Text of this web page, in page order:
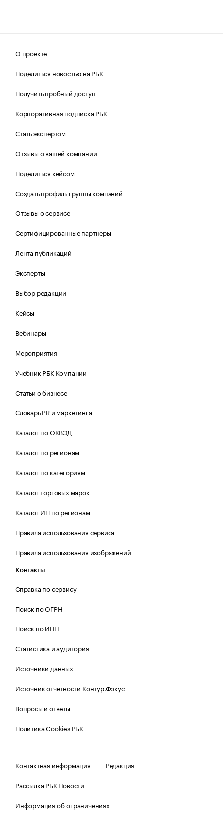
О проекте
Поделиться новостью на РБК
Получить пробный доступ
Корпоративная подписка РБК
Стать экспертом
Отзывы о вашей компании
Поделиться кейсом
Создать профиль группы компаний
Отзывы о сервисе
Сертифицированные партнеры
Лента публикаций
Эксперты
Выбор редакции
Кейсы
Вебинары
Мероприятия
Учебник РБК Компании
Статьи о бизнесе
Словарь PR и маркетинга
Каталог по ОКВЭД
Каталог по регионам
Каталог по категориям
Каталог торговых марок
Каталог ИП по регионам
Правила использования сервиса
Правила использования изображений
Контакты
Справка по сервису
Поиск по ОГРН
Поиск по ИНН
Статистика и аудитория
Источники данных
Источник отчетности Контур.Фокус
Вопросы и ответы
Политика Cookies РБК
Контактная информация
Редакция
Рассылка РБК Новости
Информация об ограничениях